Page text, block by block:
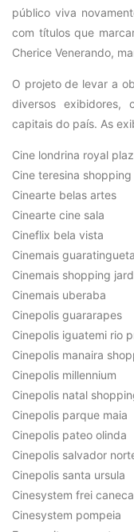
público viva
com títulos que
Cherice Venerando,
O projeto de levar a
diversos exibidores,
capitais do país. As
Cine londrina royal
Cine teresina shopping
Cinearte belas artes
Cinearte cine sala
Cineflix bela vista
Cinemais guaratingueta
Cinemais shopping
Cinemais uberaba
Cinepolis guararapes
Cinepolis iguatemi rio
Cinepolis manaira
Cinepolis millennium
Cinepolis natal
Cinepolis parque maia
Cinepolis pateo olinda
Cinepolis salvador
Cinepolis santa ursula
Cinesystem frei caneca
Cinesystem pompeia